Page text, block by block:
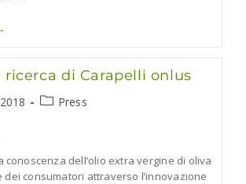
ricerca di Carapelli onlus
Categoria
Press
conoscenza dell’olio extra vergine di oliva
dei consumatori attraverso l’innovazione